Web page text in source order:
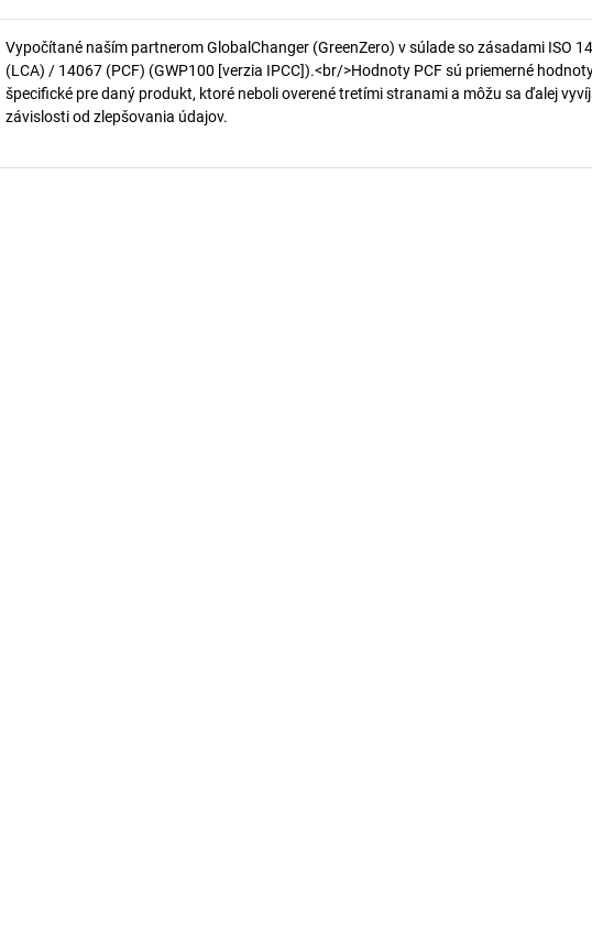
Vypočítané naším partnerom GlobalChanger (GreenZero) v súlade so zásadami ISO
(LCA) / 14067 (PCF) (GWP100 [verzia IPCC]).<br/>Hodnoty PCF sú priemerné
špecifické pre daný produkt, ktoré neboli overené tretími stranami a môžu sa ďalej
závislosti od zlepšovania údajov.